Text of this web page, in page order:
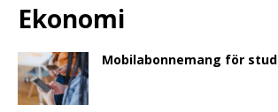
Ekonomi
Mobilabonnemang för